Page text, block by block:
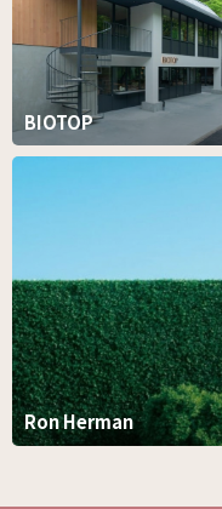
BIOTOP
Ron Herman